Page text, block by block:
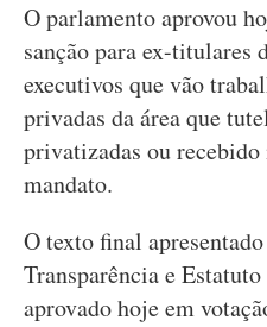
O parlamento aprovou
sanção para ex-titulares
executivos que vão
privadas da área que
privatizadas ou
mandato.
O texto final
Transparência e
aprovado hoje em